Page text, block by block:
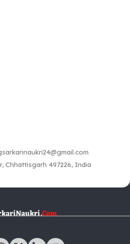
Chhattisgarh 497226, India